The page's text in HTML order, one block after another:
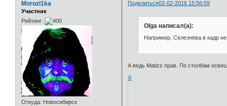
Поделиться02-02-2016 15:56:59
Morozi1ka
Участник
Рейтинг:
Откуда: Новосибирск
Olga написал(а):
Например, Селезнёва в кадр не
А ведь Matizz прав. По столбам
0